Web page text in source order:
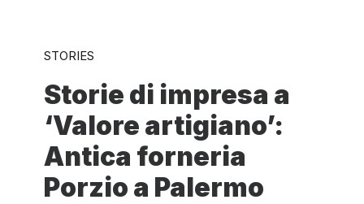
STORIES
Storie di impresa a
‘Valore artigiano’:
Antica forneria
Porzio a Palermo